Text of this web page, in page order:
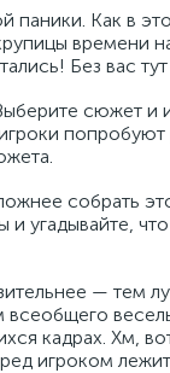
паники. Как в
времени
Без вас
сюжет и
попробуют
собрать
угадывайте,
— тем
всеобщего
кадрах. Хм,
игроком